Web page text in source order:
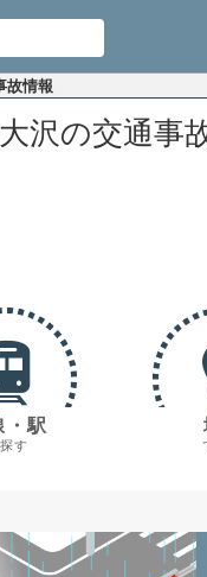
故情報
沢の交通事
・駅
す